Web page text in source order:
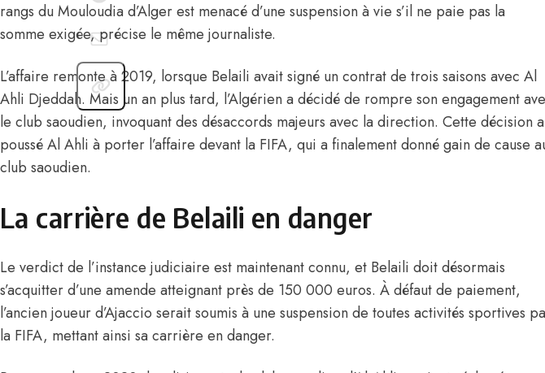
rangs du Mouloudia d’Alger est menacé d’une suspension à vie s’il ne paie pas la
somme exigée, précise le même journaliste.
L’affaire remonte à 2019, lorsque Belaili avait signé un contrat de trois saisons avec Al
Ahli Djeddah. Mais un an plus tard, l’Algérien a décidé de rompre son engagement
le club saoudien, invoquant des désaccords majeurs avec la direction. Cette décision a
poussé Al Ahli à porter l’affaire devant la FIFA, qui a finalement donné gain de cause
club saoudien.
La carrière de Belaili en danger
Le verdict de l’instance judiciaire est maintenant connu, et Belaili doit désormais
s’acquitter d’une amende atteignant près de 150 000 euros. À défaut de paiement,
l’ancien joueur d’Ajaccio serait soumis à une suspension de toutes activités sportives
la FIFA, mettant ainsi sa carrière en danger.